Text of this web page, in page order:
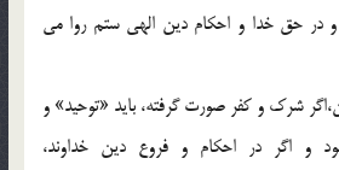
حق خدا و احكام دين الهي ستم روا مي
شرك و كفر صورت گرفته، بايد «توحيد» و
و اگر در احكام و فروع دين خداوند،